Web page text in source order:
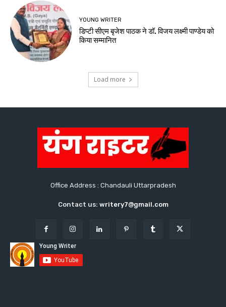
YOUNG WRITER
डिप्टी सीएम बृजेश पाठक ने डॉ. विजय लक्ष्मी पाण्डेय को
किया सम्मानित
Load more
Office Address : Chandauli Uttarpradesh
Contact us: writery7@gmail.com